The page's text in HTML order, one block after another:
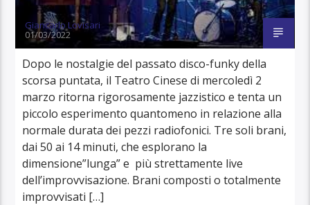
Giancarlo Lovisari
01/03/2022
Dopo le nostalgie del passato disco-funky della
scorsa puntata, il Teatro Cinese di mercoledì 2
marzo ritorna rigorosamente jazzistico e tenta un
piccolo esperimento quantomeno in relazione alla
normale durata dei pezzi radiofonici. Tre soli brani,
dai 50 ai 14 minuti, che esplorano la
dimensione”lunga” e più strettamente live
dell’improvvisazione. Brani composti o totalmente
improvvisati […]